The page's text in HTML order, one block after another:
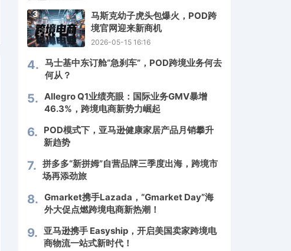
3
马斯克幼子虎头包爆火，POD跨
境官网迎来新商机
2026-05-15 16:16
4. 马士基中东订舱“急刹车”，POD跨境业务何去
何从？
5. Allegro Q1业绩亮眼：国际业务GMV暴增
46.3%，跨境电商新势力崛起
6.
POD模式下，亚马逊健康家居产品月销攀升
新趋势
7. 拼多多“新拼姆”自营品牌三季度出海，跨境市
场再添劲旅
8. Gmarket携手Lazada，“Gmarket Day”海
外大促点燃跨境电商新热潮！
9. 亚马逊携手 Easyship，开启美国卖家跨境电
商物流一站式新时代！